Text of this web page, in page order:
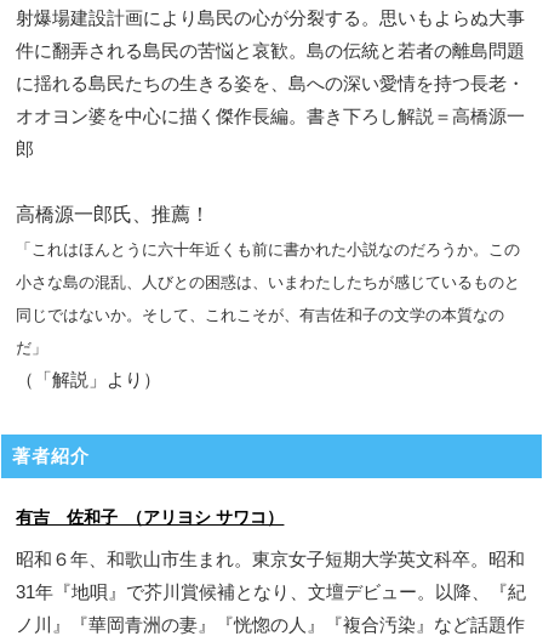
射爆場建設計画により島民の心が分裂する。思いもよらぬ大事
件に翻弄される島民の苦悩と哀歓。島の伝統と若者の離島問題
に揺れる島民たちの生きる姿を、島への深い愛情を持つ長老・
オオヨン婆を中心に描く傑作長編。書き下ろし解説＝高橋源一
郎
高橋源一郎氏、推薦！
「これはほんとうに六十年近くも前に書かれた小説なのだろうか。この
小さな島の混乱、人びとの困惑は、いまわたしたちが感じているものと
同じではないか。そして、これこそが、有吉佐和子の文学の本質なの
だ」
（「解説」より）
著者紹介
有吉 佐和子 （アリヨシ サワコ）
昭和６年、和歌山市生まれ。東京女子短期大学英文科卒。昭和
31年『地唄』で芥川賞候補となり、文壇デビュー。以降、『紀
ノ川』『華岡青洲の妻』『恍惚の人』『複合汚染』など話題作